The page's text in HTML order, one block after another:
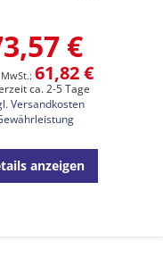
€
61,82 €
ca. 2-5 Tage
Versandkosten
anzeigen